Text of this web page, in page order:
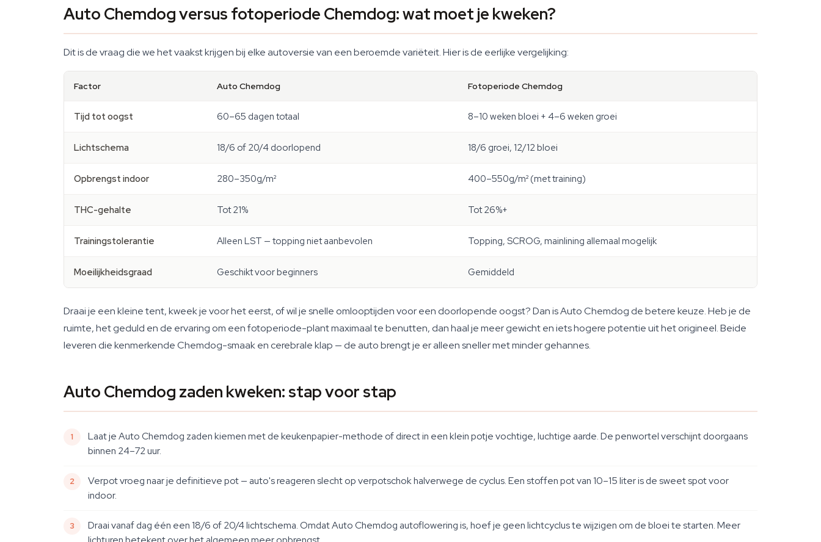
Auto Chemdog versus fotoperiode Chemdog: wat moet je kweken?
Dit is de vraag die we het vaakst krijgen bij elke autoversie van een beroemde variëteit. Hier is de eerlijke vergelijking:
Factor Auto Chemdog Fotoperiode Chemdog
Tijd tot oogst 60–65 dagen totaal 8–10 weken bloei + 4–6 weken groei
Lichtschema 18/6 of 20/4 doorlopend 18/6 groei, 12/12 bloei
Opbrengst indoor 280–350g/m² 400–550g/m² (met training)
THC-gehalte Tot 21% Tot 26%+
Trainingstolerantie Alleen LST — topping niet aanbevolen Topping, SCROG, mainlining allemaal mogelijk
Moeilijkheidsgraad Geschikt voor beginners Gemiddeld
Draai je een kleine tent, kweek je voor het eerst, of wil je snelle omlooptijden voor een doorlopende oogst? Dan is Auto Chemdog de betere keuze. Heb je de
ruimte, het geduld en de ervaring om een fotoperiode-plant maximaal te benutten, dan haal je meer gewicht en iets hogere potentie uit het origineel. Beide
leveren die kenmerkende Chemdog-smaak en cerebrale klap — de auto brengt je er alleen sneller met minder gehannes.
Auto Chemdog zaden kweken: stap voor stap
Laat je Auto Chemdog zaden kiemen met de keukenpapier-methode of direct in een klein potje vochtige, luchtige aarde. De penwortel verschijnt doorgaans
binnen 24–72 uur.
Verpot vroeg naar je definitieve pot — auto's reageren slecht op verpotschok halverwege de cyclus. Een stoffen pot van 10–15 liter is de sweet spot voor
indoor.
Draai vanaf dag één een 18/6 of 20/4 lichtschema. Omdat Auto Chemdog autoflowering is, hoef je geen lichtcyclus te wijzigen om de bloei te starten. Meer